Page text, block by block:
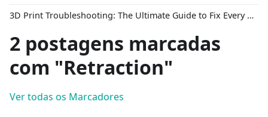
3D Print Troubleshooting: The Ultimate Guide to Fix Every Common Problem [2026]
2 postagens marcadas
com "Retraction"
Ver todas os Marcadores